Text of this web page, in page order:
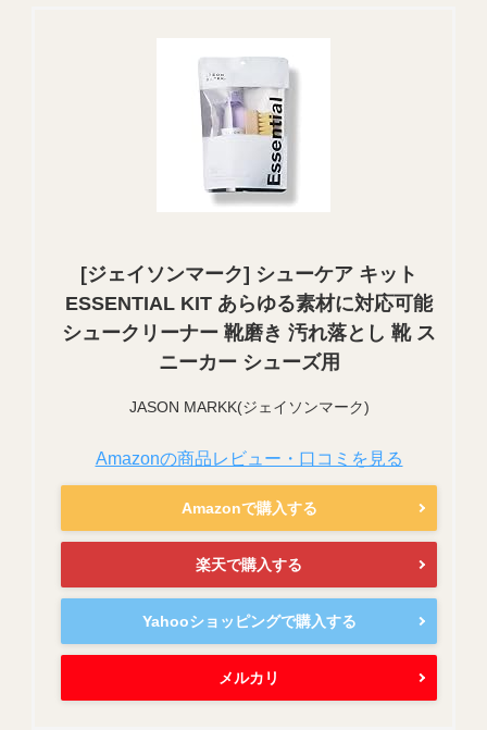
[ジェイソンマーク] シューケア キット
ESSENTIAL KIT あらゆる素材に対応可能
シュークリーナー 靴磨き 汚れ落とし 靴 ス
ニーカー シューズ用
JASON MARKK(ジェイソンマーク)
Amazonの商品レビュー・口コミを見る
Amazonで購入する
楽天で購入する
Yahooショッピングで購入する
メルカリ